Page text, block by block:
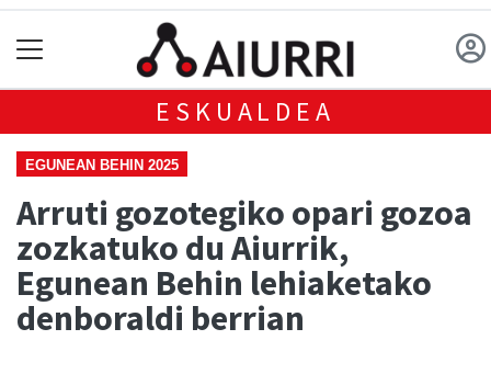
ESKUALDEA
EGUNEAN BEHIN 2025
Arruti gozotegiko opari gozoa
zozkatuko du Aiurrik,
Egunean Behin lehiaketako
denboraldi berrian